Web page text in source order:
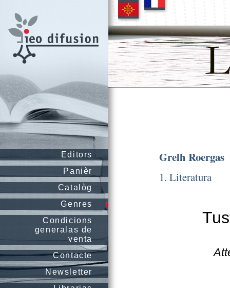
Editors
Panièr
Catalòg
Genres
Condicions
generalas de
venta
Contacte
Newsletter
Grelh Roergas
1. Literatura